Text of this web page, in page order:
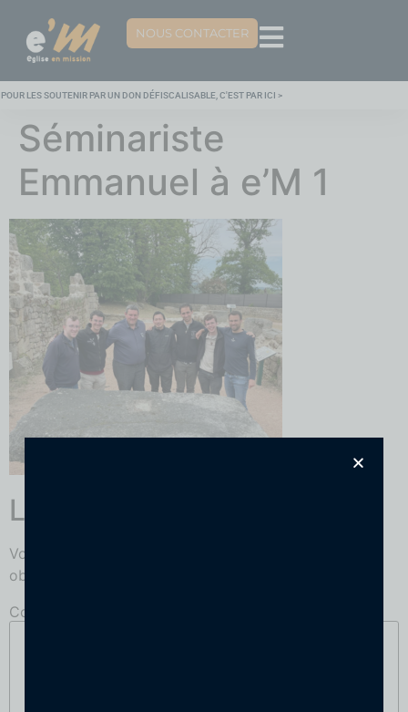
NOUS CONTACTER
POUR LES SOUTENIR PAR UN DON DÉFISCALISABLE, C'EST PAR ICI >
Séminariste
Emmanuel à e’M 1
Laisser un commentaire
Votre adresse e-mail ne sera pas publiée.
obligatoires sont indiqués avec
Commentaire